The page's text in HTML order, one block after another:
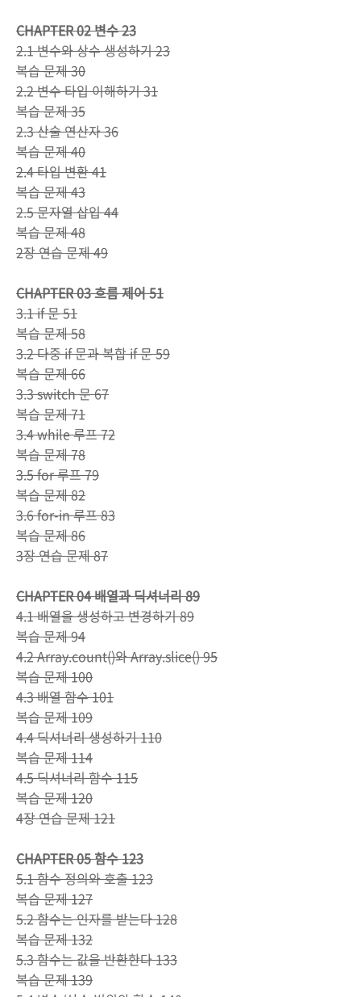
CHAPTER 02 변수 23
2.1 변수와 상수 생성하기 23
복습 문제 30
2.2 변수 타입 이해하기 31
복습 문제 35
2.3 산술 연산자 36
복습 문제 40
2.4 타입 변환 41
복습 문제 43
2.5 문자열 삽입 44
복습 문제 48
2장 연습 문제 49
CHAPTER 03 흐름 제어 51
3.1 if 문 51
복습 문제 58
3.2 다중 if 문과 복합 if 문 59
복습 문제 66
3.3 switch 문 67
복습 문제 71
3.4 while 루프 72
복습 문제 78
3.5 for 루프 79
복습 문제 82
3.6 for-in 루프 83
복습 문제 86
3장 연습 문제 87
CHAPTER 04 배열과 딕셔너리 89
4.1 배열을 생성하고 변경하기 89
복습 문제 94
4.2 Array.count()와 Array.slice() 95
복습 문제 100
4.3 배열 함수 101
복습 문제 109
4.4 딕셔너리 생성하기 110
복습 문제 114
4.5 딕셔너리 함수 115
복습 문제 120
4장 연습 문제 121
CHAPTER 05 함수 123
5.1 함수 정의와 호출 123
복습 문제 127
5.2 함수는 인자를 받는다 128
복습 문제 132
5.3 함수는 값을 반환한다 133
복습 문제 139